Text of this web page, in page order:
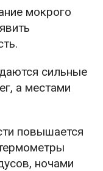
мокрого
сильные
а местами
повышается
ночами